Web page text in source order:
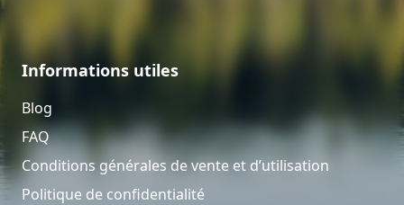
Informations utiles
Blog
FAQ
Conditions générales de vente et d’utilisation
Politique de confidentialité